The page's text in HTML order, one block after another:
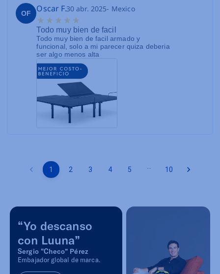
OF Oscar F.30 abr. 2025- Mexico
Todo muy bien de facil
Todo muy bien de facil armado y
funcional, solo a mi parecer quiza deberia
ser algo menos alta
1 2 3 4 5 10
“Yo descanso
con Luuna”
Sergio “Checo” Pérez
Embajador global de marca.